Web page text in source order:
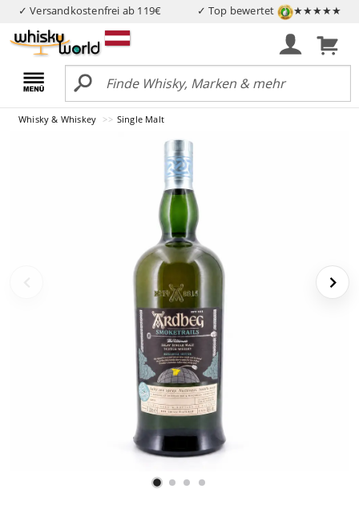
✓ Versandkostenfrei ab 119€ ✓ Top bewertet ★★★★★
Whisky & Whiskey Single Malt